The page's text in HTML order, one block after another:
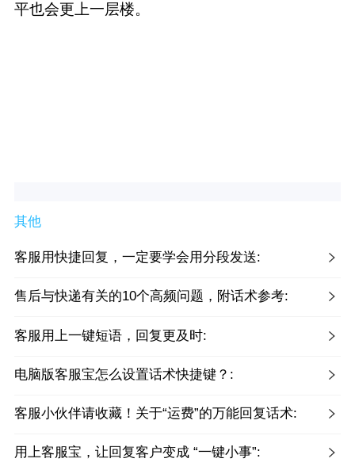
平也会更上一层楼。
其他
客服用快捷回复，一定要学会用分段发送:
售后与快递有关的10个高频问题，附话术参考:
客服用上一键短语，回复更及时:
电脑版客服宝怎么设置话术快捷键？:
客服小伙伴请收藏！关于“运费”的万能回复话术:
用上客服宝，让回复客户变成 “一键小事”: